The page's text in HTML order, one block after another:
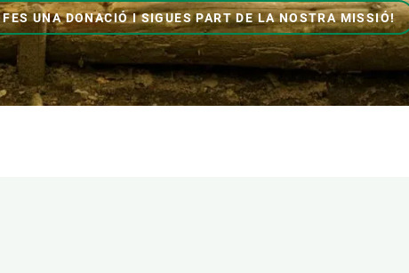
FES UNA DONACIÓ I SIGUES PART DE LA NOSTRA MISSIÓ!